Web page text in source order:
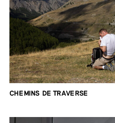
CHEMINS DE TRAVERSE